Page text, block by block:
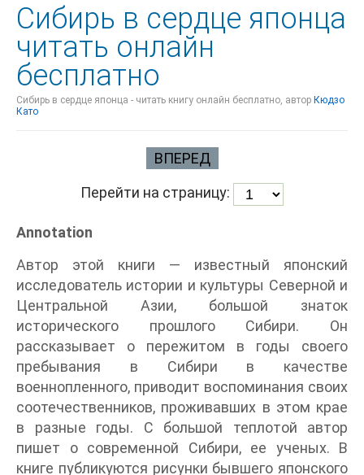
Сибирь в сердце японца
читать онлайн
бесплатно
Сибирь в сердце японца - читать книгу онлайн бесплатно, автор Кюдзо
Като
ВПЕРЕД
Перейти на страницу:
Annotation
Автор этой книги — известный японский
исследователь истории и культуры Северной и
Центральной Азии, большой знаток
исторического прошлого Сибири. Он
рассказывает о пережитом в годы своего
пребывания в Сибири в качестве
военнопленного, приводит воспоминания своих
соотечественников, проживавших в этом крае
в разные годы. С большой теплотой автор
пишет о современной Сибири, ее ученых. В
книге публикуются рисунки бывшего японского